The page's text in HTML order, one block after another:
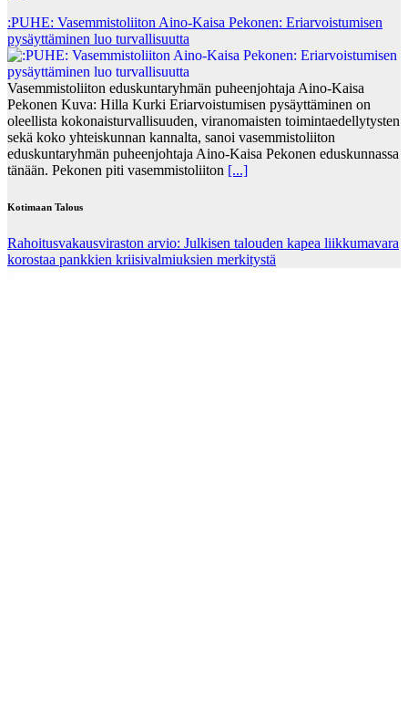
:PUHE: Vasemmistoliiton Aino-Kaisa Pekonen: Eriarvoistumisen
pysäyttäminen luo turvallisuutta
Vasemmistoliiton eduskuntaryhmän puheenjohtaja Aino-Kaisa
Pekonen Kuva: Hilla Kurki Eriarvoistumisen pysäyttäminen on
oleellista kokonaisturvallisuuden, viranomaisten toimintaedellytysten
sekä koko yhteiskunnan kannalta, sanoi vasemmistoliiton
eduskuntaryhmän puheenjohtaja Aino-Kaisa Pekonen eduskunnassa
tänään. Pekonen piti vasemmistoliiton [...]
Kotimaan Talous
Rahoitusvakausviraston arvio: Julkisen talouden kapea liikkumavara
korostaa pankkien kriisivalmiuksien merkitystä